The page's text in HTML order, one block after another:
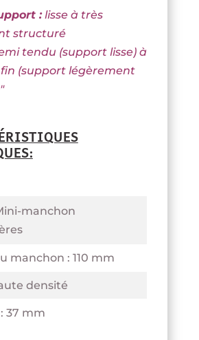
:lisse à très
structuré
tendu (support lisse) à
(support légèrement
manchon
manchon : 110 mm
densité
37 mm